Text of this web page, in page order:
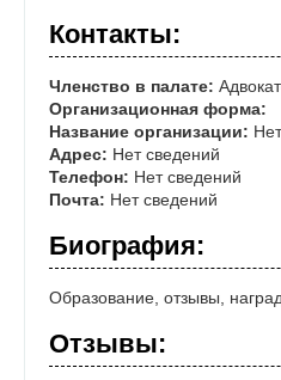
Контакты:
Членство в палате:
Организационная форма:
Название организации:
Адрес: Нет сведений
Телефон: Нет сведений
Почта: Нет сведений
Биография:
Образование, отзывы,
Отзывы: